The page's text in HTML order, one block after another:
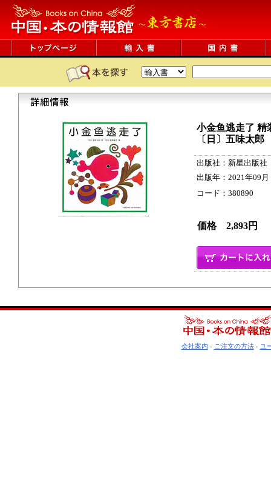
小金鱼逃走了 精
〔日〕五味太
出版社：新星出版社
出版年：2021年09月
コード：380890
価格 2,893円
会社案内 - ご注文の方法- ユ